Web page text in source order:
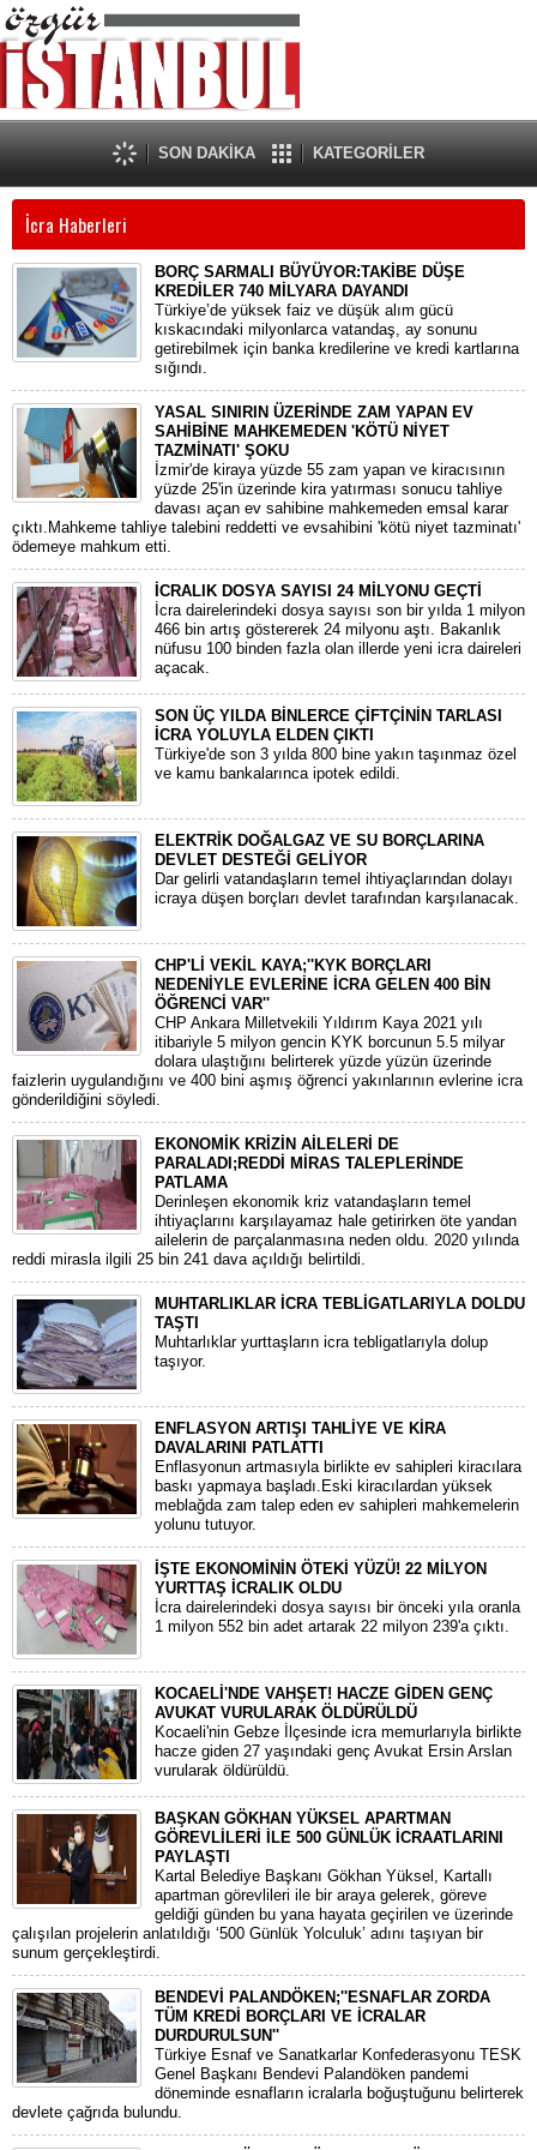
SON DAKİKA KATEGORİLER
İcra Haberleri
BORÇ SARMALI BÜYÜYOR:TAKİBE DÜŞE
KREDİLER 740 MİLYARA DAYANDI
​Türkiye’de yüksek faiz ve düşük alım gücü
kıskacındaki milyonlarca vatandaş, ay sonunu
getirebilmek için banka kredilerine ve kredi kartlarına
sığındı.
YASAL SINIRIN ÜZERİNDE ZAM YAPAN EV
SAHİBİNE MAHKEMEDEN 'KÖTÜ NİYET
TAZMİNATI' ŞOKU
İzmir'de kiraya yüzde 55 zam yapan ve kiracısının
yüzde 25'in üzerinde kira yatırması sonucu tahliye
davası açan ev sahibine mahkemeden emsal karar
çıktı.Mahkeme tahliye talebini reddetti ve evsahibini 'kötü niyet tazminatı'
ödemeye mahkum etti.
İCRALIK DOSYA SAYISI 24 MİLYONU GEÇTİ
İcra dairelerindeki dosya sayısı son bir yılda 1 milyon
466 bin artış göstererek 24 milyonu aştı. Bakanlık
nüfusu 100 binden fazla olan illerde yeni icra daireleri
açacak.
SON ÜÇ YILDA BİNLERCE ÇİFTÇİNİN TARLASI
İCRA YOLUYLA ELDEN ÇIKTI
Türkiye'de son 3 yılda 800 bine yakın taşınmaz özel
ve kamu bankalarınca ipotek edildi.
ELEKTRİK DOĞALGAZ VE SU BORÇLARINA
DEVLET DESTEĞİ GELİYOR
Dar gelirli vatandaşların temel ihtiyaçlarından dolayı
icraya düşen borçları devlet tarafından karşılanacak.
CHP'Lİ VEKİL KAYA;''KYK BORÇLARI
NEDENİYLE EVLERİNE İCRA GELEN 400 BİN
ÖĞRENCİ VAR''
CHP Ankara Milletvekili Yıldırım Kaya 2021 yılı
itibariyle 5 milyon gencin KYK borcunun 5.5 milyar
dolara ulaştığını belirterek yüzde yüzün üzerinde
faizlerin uygulandığını ve 400 bini aşmış öğrenci yakınlarının evlerine icra
gönderildiğini söyledi.
EKONOMİK KRİZİN AİLELERİ DE
PARALADI;REDDİ MİRAS TALEPLERİNDE
PATLAMA
Derinleşen ekonomik kriz vatandaşların temel
ihtiyaçlarını karşılayamaz hale getirirken öte yandan
ailelerin de parçalanmasına neden oldu. 2020 yılında
reddi mirasla ilgili 25 bin 241 dava açıldığı belirtildi.
MUHTARLIKLAR İCRA TEBLİGATLARIYLA DOLDU
TAŞTI
Muhtarlıklar yurttaşların icra tebligatlarıyla dolup
taşıyor.
ENFLASYON ARTIŞI TAHLİYE VE KİRA
DAVALARINI PATLATTI
Enflasyonun artmasıyla birlikte ev sahipleri kiracılara
baskı yapmaya başladı.Eski kiracılardan yüksek
meblağda zam talep eden ev sahipleri mahkemelerin
yolunu tutuyor.
İŞTE EKONOMİNİN ÖTEKİ YÜZÜ! 22 MİLYON
YURTTAŞ İCRALIK OLDU
İcra dairelerindeki dosya sayısı bir önceki yıla oranla
1 milyon 552 bin adet artarak 22 milyon 239'a çıktı.
KOCAELİ'NDE VAHŞET! HACZE GİDEN GENÇ
AVUKAT VURULARAK ÖLDÜRÜLDÜ
Kocaeli'nin Gebze İlçesinde icra memurlarıyla birlikte
hacze giden 27 yaşındaki genç Avukat Ersin Arslan
vurularak öldürüldü.
BAŞKAN GÖKHAN YÜKSEL APARTMAN
GÖREVLİLERİ İLE 500 GÜNLÜK İCRAATLARINI
PAYLAŞTI
Kartal Belediye Başkanı Gökhan Yüksel, Kartallı
apartman görevlileri ile bir araya gelerek, göreve
geldiği günden bu yana hayata geçirilen ve üzerinde
çalışılan projelerin anlatıldığı ‘500 Günlük Yolculuk’ adını taşıyan bir
sunum gerçekleştirdi.
BENDEVİ PALANDÖKEN;''ESNAFLAR ZORDA
TÜM KREDİ BORÇLARI VE İCRALAR
DURDURULSUN''
Türkiye Esnaf ve Sanatkarlar Konfederasyonu TESK
Genel Başkanı Bendevi Palandöken pandemi
döneminde esnafların icralarla boğuştuğunu belirterek
devlete çağrıda bulundu.